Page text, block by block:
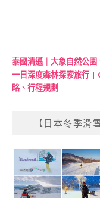
泰國清邁｜大象自然公
一日深度森林探索旅行 |
略、行程規劃
【日本冬季